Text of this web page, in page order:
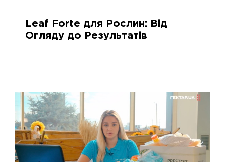
2893 04.10.2023
Leaf Forte для Рослин: Від
Огляду до Результатів